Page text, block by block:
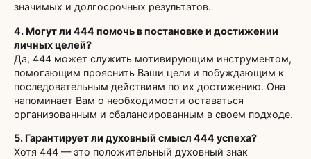
значимых и долгосрочных результатов.
4. Могут ли 444 помочь в постановке и достижении
личных целей?
Да, 444 может служить мотивирующим инструментом,
помогающим прояснить Ваши цели и побуждающим к
последовательным действиям по их достижению. Она
напоминает Вам о необходимости оставаться
организованным и сбалансированным в своем подходе.
5. Гарантирует ли духовный смысл 444 успеха?
Хотя 444 — это положительный духовный знак